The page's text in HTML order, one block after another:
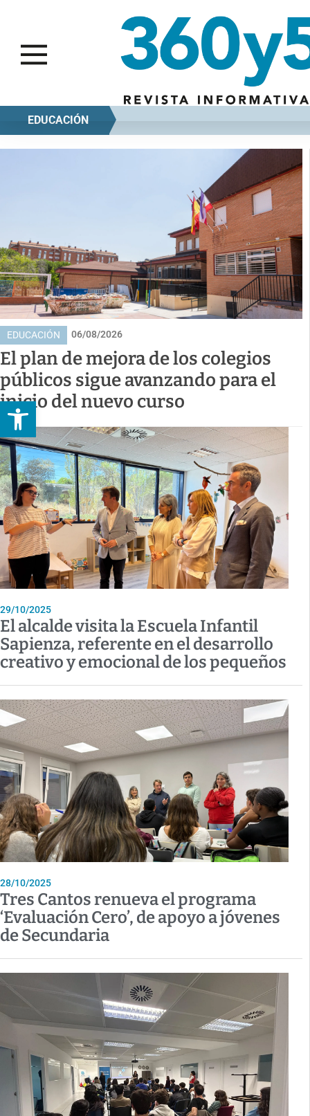
Abrir barra de herramientas
EDUCACIÓN
EDUCACIÓN 06/08/2026
El plan de mejora de los colegios
públicos sigue avanzando para el
inicio del nuevo curso
29/10/2025
El alcalde visita la Escuela Infantil
Sapienza, referente en el desarrollo
creativo y emocional de los pequeños
28/10/2025
Tres Cantos renueva el programa
‘Evaluación Cero’, de apoyo a jóvenes
de Secundaria